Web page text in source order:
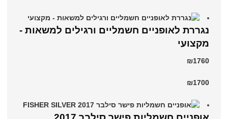
נגררת לאופניים חשמליים ורגילים למשאות -
מקצועי
₪1760
₪1700